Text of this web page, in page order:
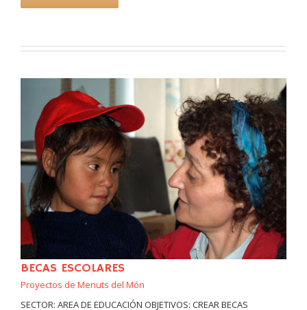
BECAS ESCOLARES
Proyectos de Menuts del Món
SECTOR: AREA DE EDUCACIÓN OBJETIVOS: CREAR BECAS